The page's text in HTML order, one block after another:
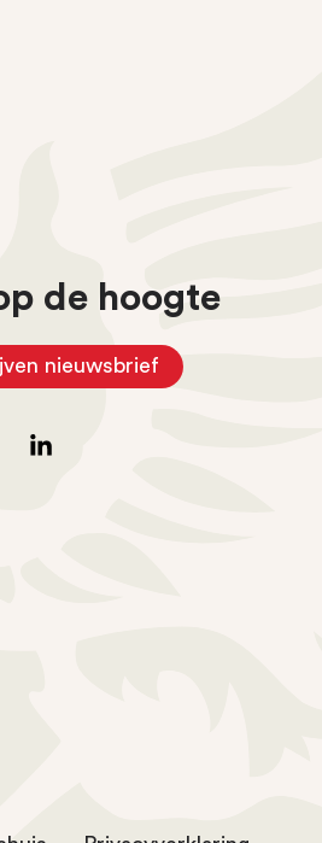
de hoogte
nieuwsbrief
(Opent in nieuw tabblad)